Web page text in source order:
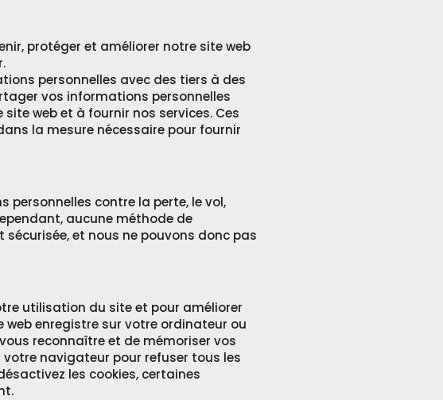
protéger et améliorer notre site web
personnelles avec des tiers à des
vos informations personnelles
web et à fournir nos services. Ces
la mesure nécessaire pour fournir
personnelles contre la perte, le vol,
aucune méthode de
et nous ne pouvons donc pas
utilisation du site et pour améliorer
web enregistre sur votre ordinateur ou
reconnaître et de mémoriser vos
votre navigateur pour refuser tous les
les cookies, certaines